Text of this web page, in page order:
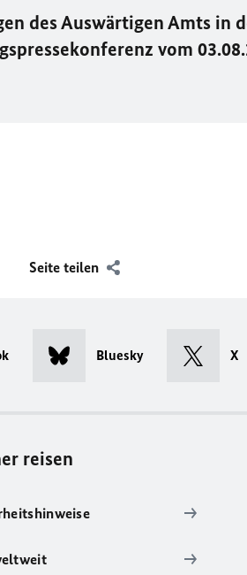
des Auswärtigen Amts in
vom
Seite teilen
Bluesky X
reisen